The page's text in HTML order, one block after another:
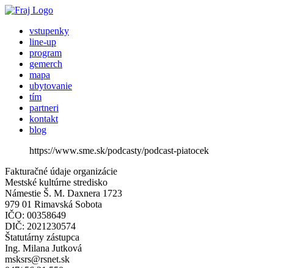
vstupenky
line-up
program
gemerch
mapa
ubytovanie
tím
partneri
kontakt
blog
https://www.sme.sk/podcasty/podcast-piatocek
Fakturačné údaje organizácie
Mestské kultúrne stredisko
Námestie Š. M. Daxnera 1723
979 01 Rimavská Sobota
IČO: 00358649
DIČ: 2021230574
Štatutárny zástupca
Ing. Milana Jutková
msksrs@rsnet.sk